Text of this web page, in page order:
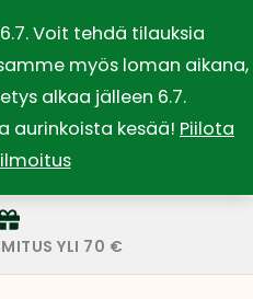
Voit tehdä tilauksia
myös loman aikana,
alkaa jälleen 6.7.
aurinkoista kesää! Piilota
YLI 70 €